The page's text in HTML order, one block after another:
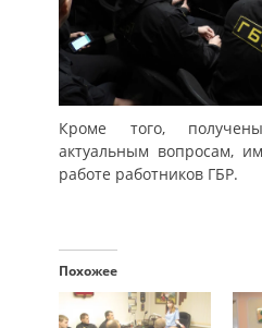
Кроме того,
актуальным вопросам,
работе работников ГБР.
Похожее